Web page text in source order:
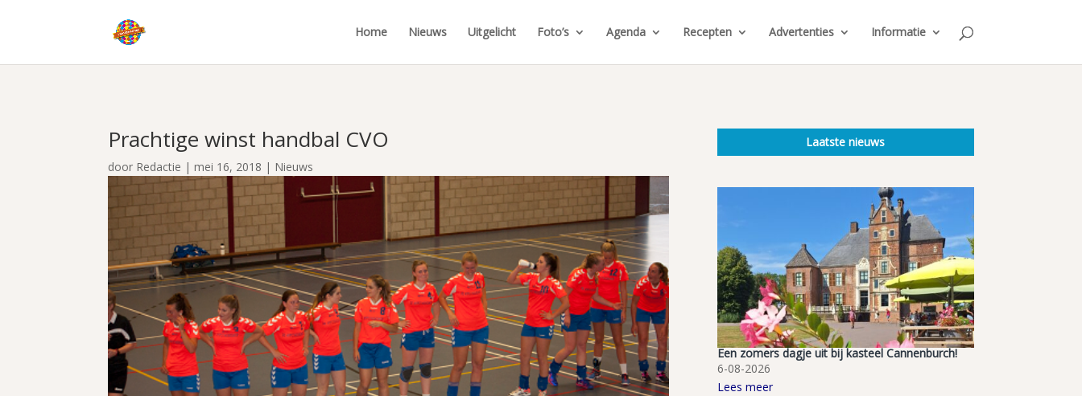
Home Nieuws Uitgelicht Foto’s Agenda Recepten Advertenties Informatie
Prachtige winst handbal CVO
door Redactie |mei 16, 2018 | Nieuws
Laatste nieuws
Een zomers dagje uit bij kasteel Cannenburch!
6-08-2026
Lees meer